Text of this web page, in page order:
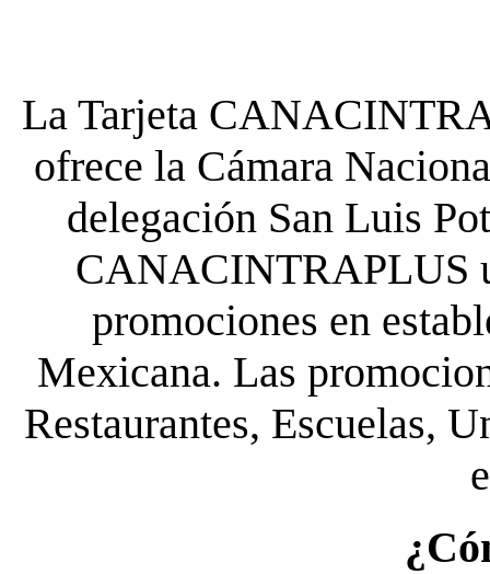
La Tarjeta
ofrece la Cámara
delegación San Luis
CANACINTRAPLUS
promociones en
Mexicana. Las
Restaurantes, Escuelas,